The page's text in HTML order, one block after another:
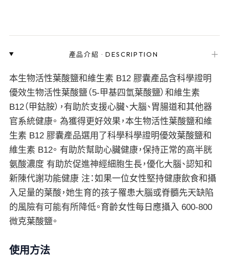
產品介紹 ·DESCRIPTION ＋
本生物活性葉酸鹽和維生素 B12 膠囊產品含科學證明
優效生物活性葉酸鹽（5-甲基四氫葉酸鹽）和維生素
B12（甲鈷胺），有助於支援心臟、大腦、胃腸道和其他器
官系統健康。 為獲得更好效果，本生物活性葉酸鹽和維
生素 B12 膠囊產品選用了科學科學證明優效葉酸鹽和
維生素 B12。 有助於幫助心臟健康，保持正常的高半胱
氨酸濃度 有助於促進神經細胞生長，優化大腦、認知和
新陳代謝功能健康 注：如果一位女性堅持健康飲食和攝
入足量的葉酸，她生育的孩子罹患大腦或脊髓先天缺陷
的風險有可能有所降低。育齡女性每日應攝入 600-800
微克葉酸鹽。
使用方法